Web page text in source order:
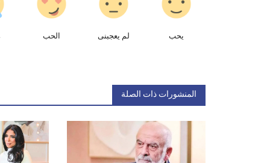
يحب لم يعجبنى الحب
المنشورات ذات الصلة